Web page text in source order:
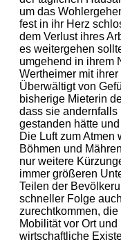
um das
fest in ihr Herz
dem Verlust ihres
es weitergehen
umgehend in ihrem
Wertheimer mit
Überwältigt von
bisherige Mieterin
dass sie andernfalls
gestanden hätte
Die Luft zum Atmen
Böhmen und
nur weitere
immer größeren
Teilen der
schneller Folge
zurechtkommen,
Mobilität vor Ort
wirtschaftliche